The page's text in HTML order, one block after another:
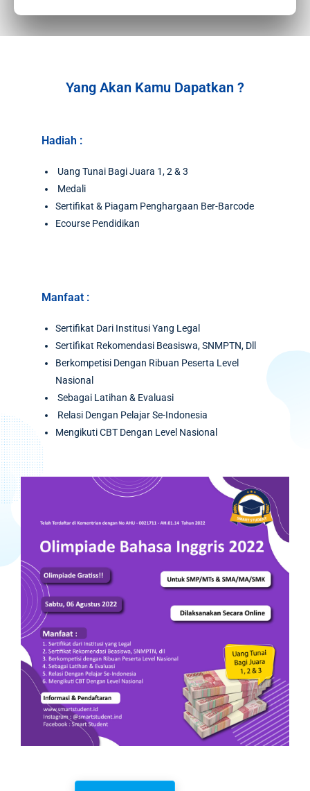
Yang Akan Kamu Dapatkan ?
Hadiah :
Uang Tunai Bagi Juara 1, 2 & 3
Medali
Sertifikat & Piagam Penghargaan Ber-Barcode
Ecourse Pendidikan
Manfaat :
Sertifikat Dari Institusi Yang Legal
Sertifikat Rekomendasi Beasiswa, SNMPTN, Dll
Berkompetisi Dengan Ribuan Peserta Level
Nasional
Sebagai Latihan & Evaluasi
Relasi Dengan Pelajar Se-Indonesia
Mengikuti CBT Dengan Level Nasional